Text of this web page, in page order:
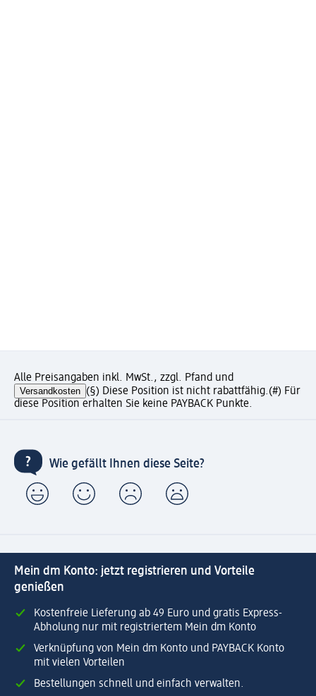
Alle Preisangaben inkl. MwSt., zzgl. Pfand und
Versandkosten (§) Diese Position ist nicht rabattfähig.(#) Für
diese Position erhalten Sie keine PAYBACK Punkte.
Wie gefällt Ihnen diese Seite?
Mein dm Konto: jetzt registrieren und Vorteile
genießen
Kostenfreie Lieferung ab 49 Euro und gratis Express-
Abholung nur mit registriertem Mein dm Konto
Verknüpfung von Mein dm Konto und PAYBACK Konto
mit vielen Vorteilen
Bestellungen schnell und einfach verwalten.